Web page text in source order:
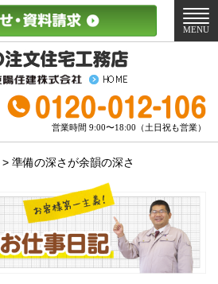
営業時間 9:00〜18:00（土日祝も営業）
メ
ニ
MENU
> 準備の深さが余韻の深さ